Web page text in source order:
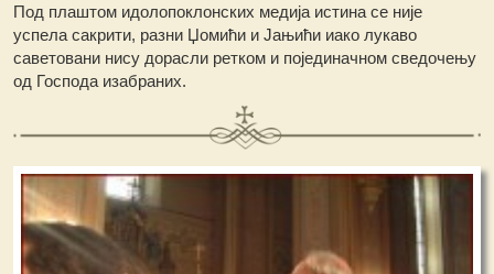
Под плаштом идолопоклонских медија истина се није
успела сакрити, разни Џомићи и Јањићи иако лукаво
саветовани нису дорасли ретком и појединачном сведочењу
од Господа изабраних.